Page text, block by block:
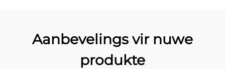
Aanbevelings vir nuwe
produkte